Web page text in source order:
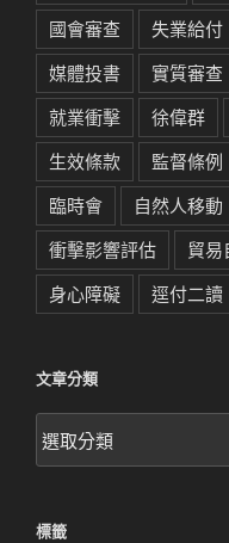
國會審查
失業給付
媒體投書
實質審查
就業衝擊
徐偉群
生效條款
監督條例
臨時會
自然人移動
衝擊影響評估
貿易
身心障礙
逕付二讀
文章分類
文
章
標籤